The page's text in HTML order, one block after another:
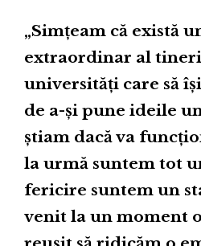
„Simțeam că există
extraordinar al
universități care să
de a-și pune ideile
știam dacă va
la urmă suntem tot
fericire suntem un
venit la un moment